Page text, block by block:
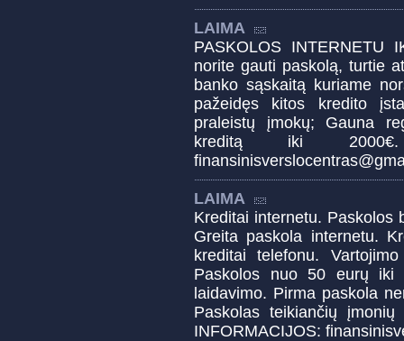
LAIMA
PASKOLOS INTERNETU
norite gauti paskolą, turtie
banko sąskaitą kuriame
pažeidęs kitos kredito
praleistų įmokų; Gauna
kreditą iki 2000€.
LAIMA
Kreditai internetu. Paskolos
Greita paskola internetu.
kreditai telefonu.
Paskolos nuo 50 eurų iki
laidavimo. Pirma paskola
Paskolas teikiančių
INFORMACIJOS: